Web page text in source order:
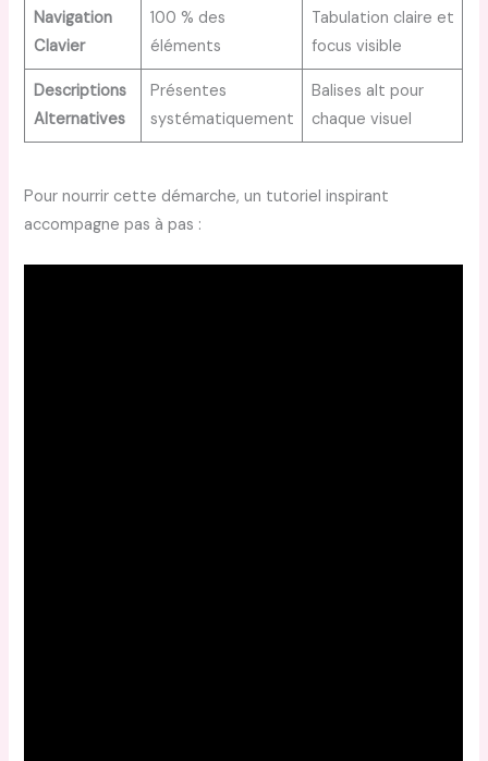
Navigation
Clavier
100 % des
éléments
Tabulation claire et
focus visible
Descriptions
Alternatives
Présentes
systématiquement
Balises alt pour
chaque visuel
Pour nourrir cette démarche, un tutoriel inspirant
accompagne pas à pas :